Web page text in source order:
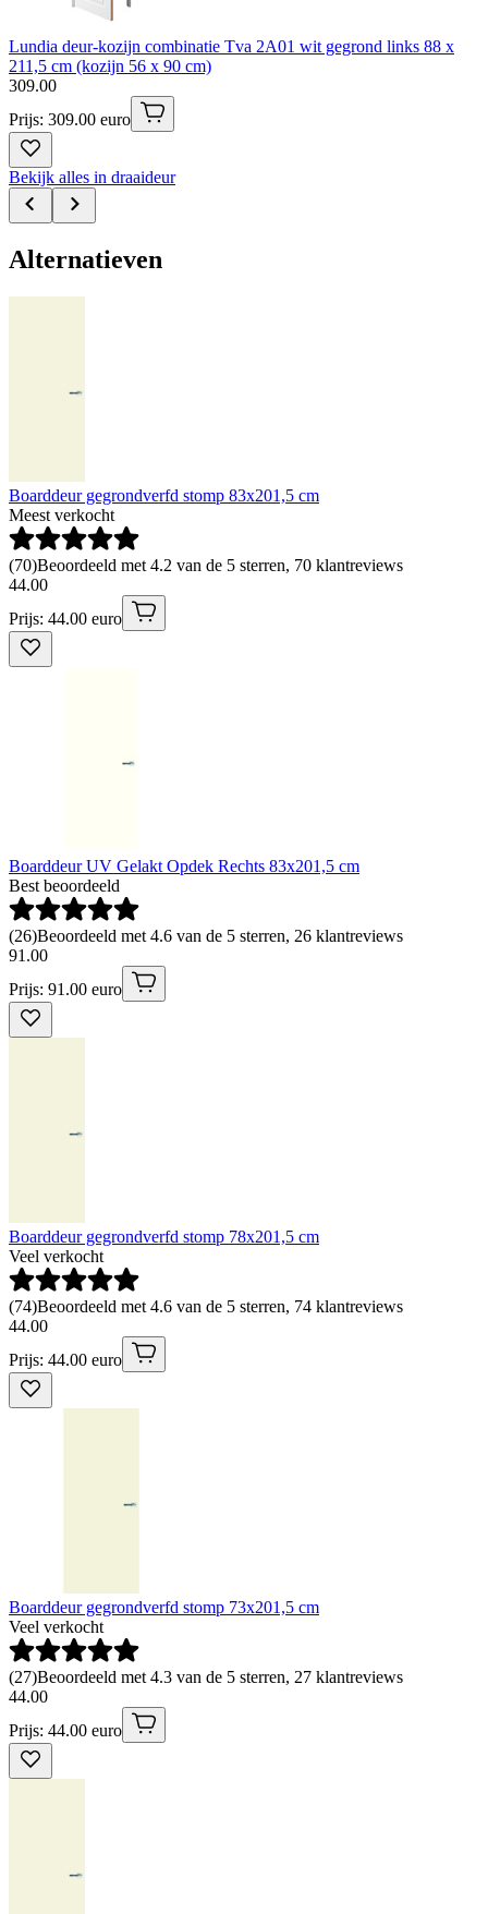
Lundia deur-kozijn combinatie Tva 2A01 wit gegrond links 88 x
211,5 cm (kozijn 56 x 90 cm)
309.00
Prijs: 309.00 euro
Bekijk alles in draaideur
Alternatieven
Boarddeur gegrondverfd stomp 83x201,5 cm
Meest verkocht
(70)Beoordeeld met 4.2 van de 5 sterren, 70 klantreviews
44.00
Prijs: 44.00 euro
Boarddeur UV Gelakt Opdek Rechts 83x201,5 cm
Best beoordeeld
(26)Beoordeeld met 4.6 van de 5 sterren, 26 klantreviews
91 .00
Prijs: 91.00 euro
Boarddeur gegrondverfd stomp 78x201,5 cm
Veel verkocht
(74)Beoordeeld met 4.6 van de 5 sterren, 74 klantreviews
44.00
Prijs: 44.00 euro
Boarddeur gegrondverfd stomp 73x201,5 cm
Veel verkocht
(27)Beoordeeld met 4.3 van de 5 sterren, 27 klantreviews
44.00
Prijs: 44.00 euro